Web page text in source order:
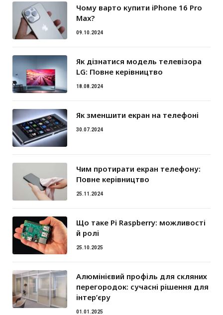
Чому варто купити iPhone 16 Pro
Max?
09.10.2024
Як дізнатися модель телевізора
LG: Повне керівництво
18.08.2024
Як зменшити екран на телефоні
30.07.2024
Чим протирати екран телефону:
Повне керівництво
25.11.2024
Що таке Pi Raspberry: можливості
й ролі
25.10.2025
Алюмінієвий профіль для скляних
перегородок: сучасні рішення для
інтер’єру
01.01.2025